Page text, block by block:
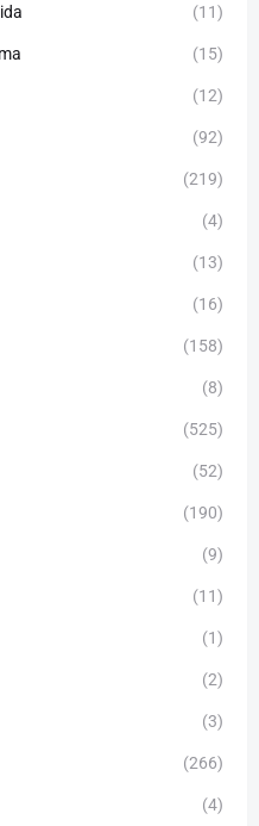
(11)
(15)
(12)
(92)
(219)
(4)
(13)
(16)
(158)
(8)
(525)
(52)
(190)
(9)
(11)
(1)
(2)
(3)
(266)
(4)